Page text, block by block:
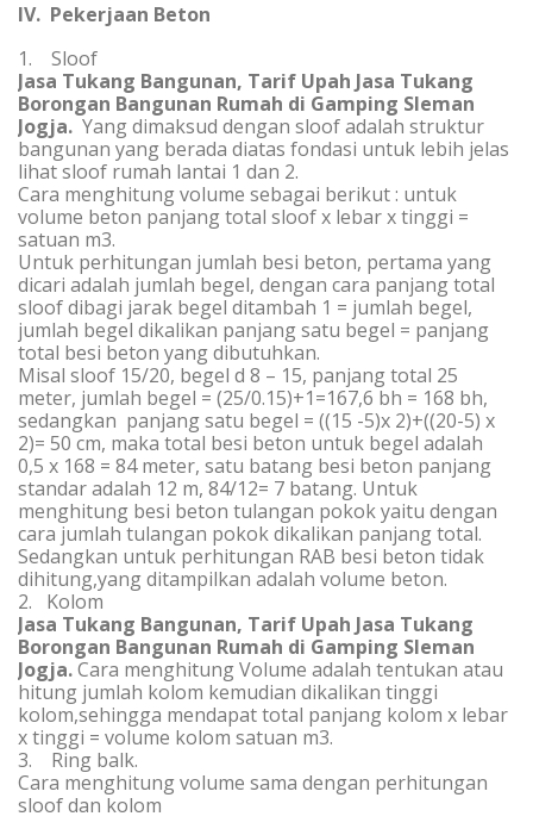
IV. Pekerjaan Beton
1. Sloof
Jasa Tukang Bangunan, Tarif Upah Jasa Tukang
Borongan Bangunan Rumah di Gamping Sleman
Jogja. Yang dimaksud dengan sloof adalah struktur
bangunan yang berada diatas fondasi untuk lebih jelas
lihat sloof rumah lantai 1 dan 2.
Cara menghitung volume sebagai berikut : untuk
volume beton panjang total sloof x lebar x tinggi =
satuan m3.
Untuk perhitungan jumlah besi beton, pertama yang
dicari adalah jumlah begel, dengan cara panjang total
sloof dibagi jarak begel ditambah 1 = jumlah begel,
jumlah begel dikalikan panjang satu begel = panjang
total besi beton yang dibutuhkan.
Misal sloof 15/20, begel d 8 – 15, panjang total 25
meter, jumlah begel = (25/0.15)+1=167,6 bh = 168 bh,
sedangkan panjang satu begel = ((15 -5)x 2)+((20-5) x
2)= 50 cm, maka total besi beton untuk begel adalah
0,5 x 168 = 84 meter, satu batang besi beton panjang
standar adalah 12 m, 84/12= 7 batang. Untuk
menghitung besi beton tulangan pokok yaitu dengan
cara jumlah tulangan pokok dikalikan panjang total.
Sedangkan untuk perhitungan RAB besi beton tidak
dihitung,yang ditampilkan adalah volume beton.
2. Kolom
Jasa Tukang Bangunan, Tarif Upah Jasa Tukang
Borongan Bangunan Rumah di Gamping Sleman
Jogja.Cara menghitung Volume adalah tentukan atau
hitung jumlah kolom kemudian dikalikan tinggi
kolom,sehingga mendapat total panjang kolom x lebar
x tinggi = volume kolom satuan m3.
3. Ring balk.
Cara menghitung volume sama dengan perhitungan
sloof dan kolom